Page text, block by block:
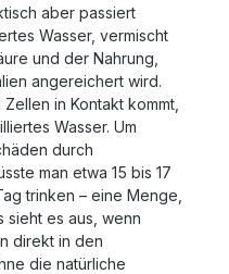
aber passiert
Wasser, vermischt
und der Nahrung,
angereichert wird.
in Kontakt kommt,
Wasser. Um
durch
man etwa 15 bis 17
trinken – eine Menge,
sieht es aus, wenn
direkt in den
die natürliche